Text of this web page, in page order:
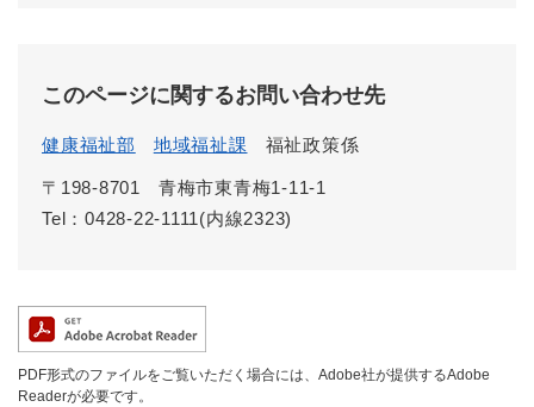
このページに関するお問い合わせ先
健康福祉部 地域福祉課 福祉政策係
〒198-8701
青梅市東青梅1-11-1
Tel：0428-22-1111(内線2323)
PDF形式のファイルをご覧いただく場合には、Adobe社が提供するAdobe
Readerが必要です。